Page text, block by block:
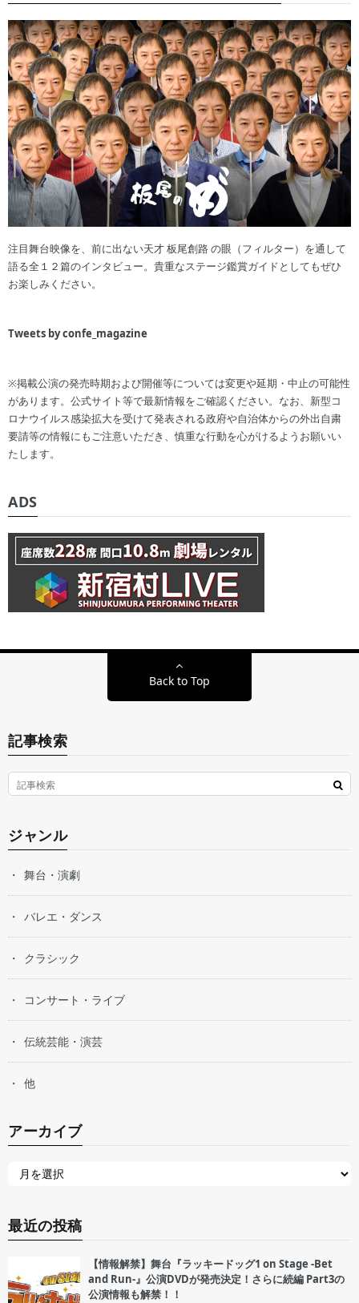
注目舞台映像を、前に出ない天才 板尾創路 の眼（フィルター）を通して
語る全１２篇のインタビュー。貴重なステージ鑑賞ガイドとしてもぜひ
お楽しみください。
Tweets by confe_magazine
※掲載公演の発売時期および開催等については変更や延期・中止の可能性
があります。公式サイト等で最新情報をご確認ください。なお、新型コ
ロナウイルス感染拡大を受けて発表される政府や自治体からの外出自粛
要請等の情報にもご注意いただき、慎重な行動を心がけるようお願いい
たします。
ADS
Back to Top
記事検索
ジャンル
舞台・演劇
バレエ・ダンス
クラシック
コンサート・ライブ
伝統芸能・演芸
他
アーカイブ
最近の投稿
【情報解禁】舞台『ラッキードッグ1 on Stage -Bet
and Run-』公演DVDが発売決定！さらに続編 Part3の
公演情報も解禁！！